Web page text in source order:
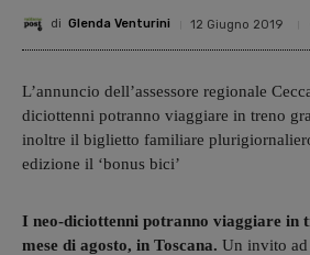
di Glenda Venturini 12 Giugno 2019
L’annuncio dell’assessore regionale
diciottenni potranno viaggiare in treno
inoltre il biglietto familiare
edizione il ‘bonus bici’
I neo-diciottenni potranno viaggiare in
mese di agosto, in Toscana. Un invito ad